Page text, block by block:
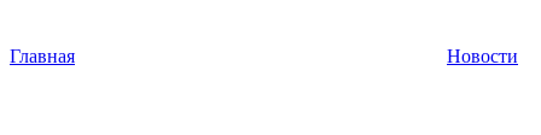
Главная Новости